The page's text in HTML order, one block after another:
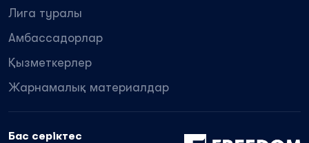
Лига туралы
Амбассадорлар
Қызметкерлер
Жарнамалық материалдар
Бас серіктес